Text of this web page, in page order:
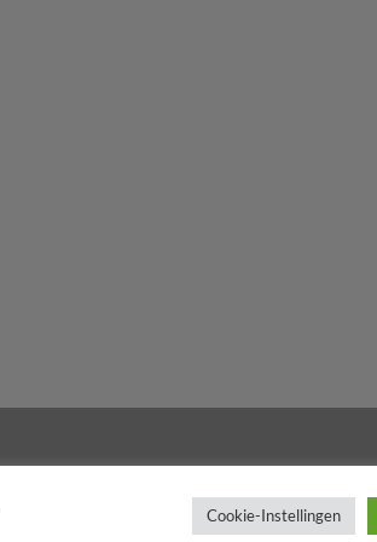
KLACHTENREGELING
Cookie-Instellingen